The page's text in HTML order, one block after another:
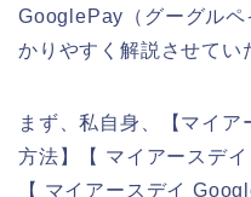
GooglePay（グーグル
かりやすく解説させてい
まず、私自身、【マイ
方法】【 マイアースデ
【 マイアースデイ